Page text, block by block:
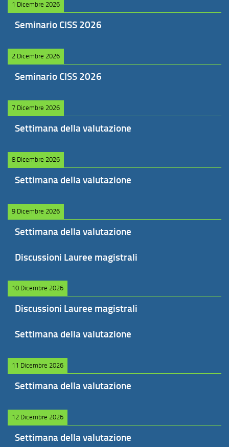
1 Dicembre 2026
Seminario CISS 2026
2 Dicembre 2026
Seminario CISS 2026
7 Dicembre 2026
Settimana della valutazione
8 Dicembre 2026
Settimana della valutazione
9 Dicembre 2026
Settimana della valutazione
Discussioni Lauree magistrali
10 Dicembre 2026
Discussioni Lauree magistrali
Settimana della valutazione
11 Dicembre 2026
Settimana della valutazione
12 Dicembre 2026
Settimana della valutazione